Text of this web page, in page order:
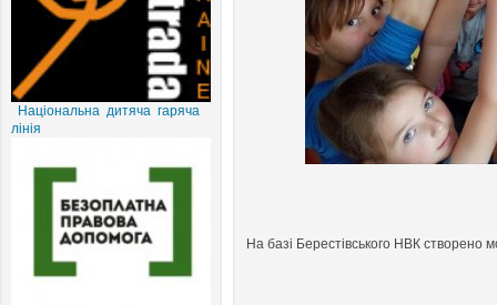
Національна дитяча гаряча
лінія
На базі Берестівського НВК створено